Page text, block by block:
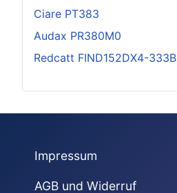
Ciare PT383
Audax PR380M0
Redcatt FIND152DX4-333B
Impressum
AGB und Widerruf